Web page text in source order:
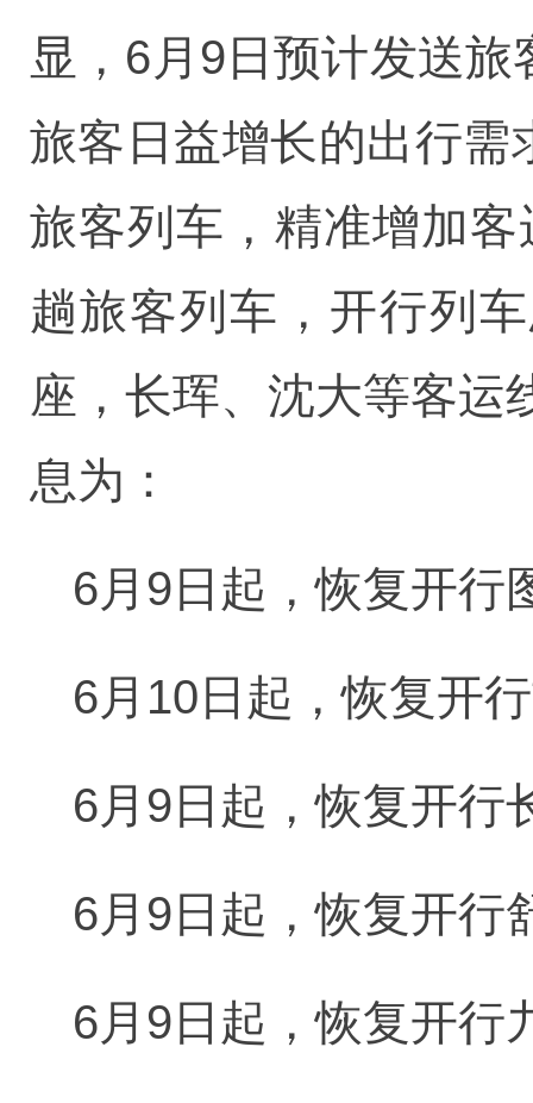
显，6月9日预计发送
旅客日益增长的出行需
旅客列车，精准增加
趟旅客列车，开行列
座，长珲、沈大等客运
息为：
6月9日起，恢复开行
6月10日起，恢复开
6月9日起，恢复开行
6月9日起，恢复开行
6月9日起，恢复开行